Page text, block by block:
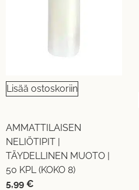
Lisää ostoskoriin
AMMATTILAISEN
NELIÖTIPIT |
TÄYDELLINEN MUOTO |
50 KPL (KOKO 8)
5,99 €